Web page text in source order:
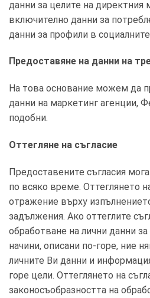
данни за целите на директния
включително данни за
данни за профили в
Предоставяне на данни на
На това основание можем да
данни на маркетинг агенции,
подобни.
Оттегляне на съгласие
Предоставените съгласия
по всяко време. Оттеглянето
отражение върху
задължения. Ако оттеглите
обработване на лични данни
начини, описани по-горе, ние
личните Ви данни и
горе цели. Оттеглянето на
законосъобразността на